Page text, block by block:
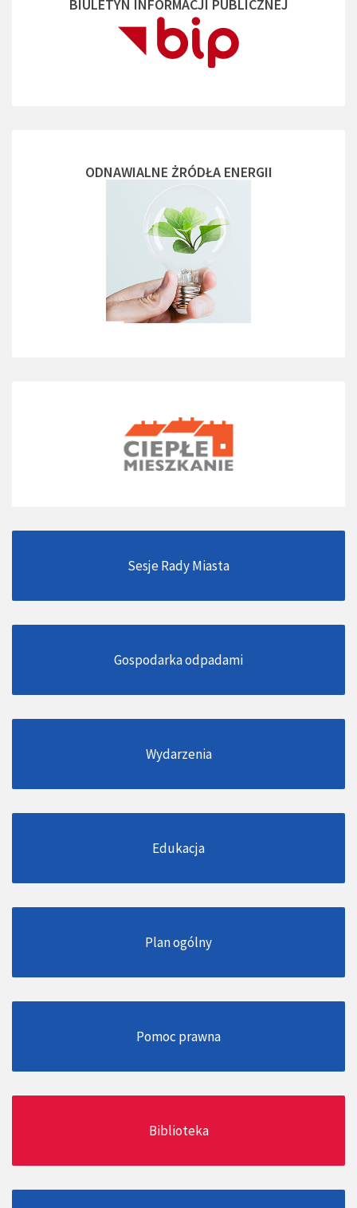
BIULETYN INFORMACJI PUBLICZNEJ
ODNAWIALNE ŻRÓDŁA ENERGII
Sesje Rady Miasta
Gospodarka odpadami
Wydarzenia
Edukacja
Plan ogólny
Pomoc prawna
Biblioteka